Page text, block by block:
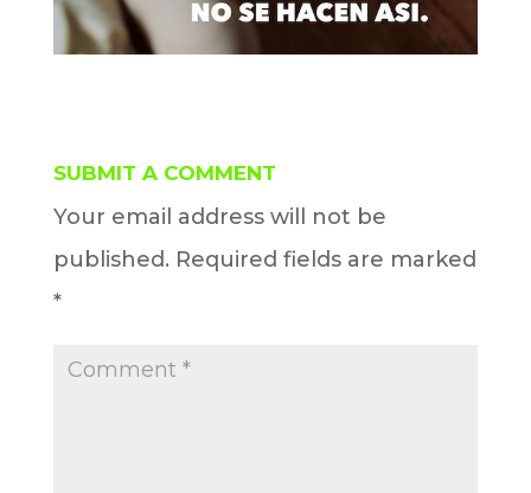
SUBMIT A COMMENT
Your email address will not be
published. Required fields are marked
*